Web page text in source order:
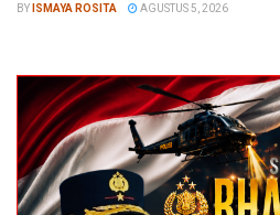
BY ISMAYA ROSITA AGUSTUS 5, 2026